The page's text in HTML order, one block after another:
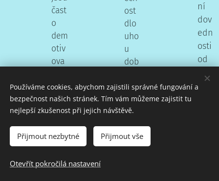
čast
o
dem
otiv
ova
což
můž
e
mít
neg
ní
ost
dlo
uho
u
dob
pro
blé
me
m.
Prot
ní
dov
edn
osti
od
dra
Používáme cookies, abychom zajistili správné fungování a
bezpečnost našich stránek. Tím vám můžeme zajistit tu
nejlepší zkušenost při jejich návštěvě.
Přijmout nezbytné Přijmout vše
Otevřít pokročilá nastavení